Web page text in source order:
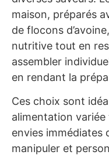
maison, préparés
de flocons
nutritive tout en
assembler
en rendant la
Ces choix sont
alimentation
envies immédiates
manipuler et